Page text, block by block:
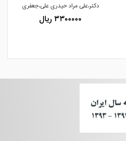
دکتر،علی مراد حیدری علی،جعفری
۳۳۰۰۰۰۰ ریال